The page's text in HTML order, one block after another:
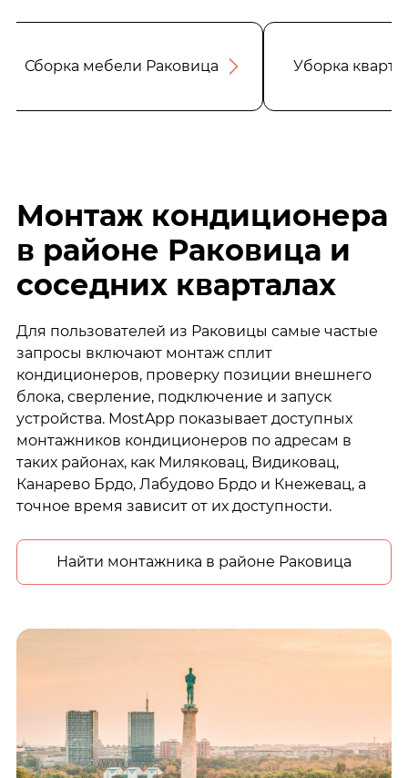
Сборка мебели Раковица Уборка
Монтаж кондиционера
в районе Раковица и
соседних кварталах
Для пользователей из Раковицы самые частые
запросы включают монтаж сплит
кондиционеров, проверку позиции внешнего
блока, сверление, подключение и запуск
устройства. MostApp показывает доступных
монтажников кондиционеров по адресам в
таких районах, как Миляковац, Видиковац,
Канарево Брдо, Лабудово Брдо и Кнежевац, а
точное время зависит от их доступности.
Найти монтажника в районе Раковица